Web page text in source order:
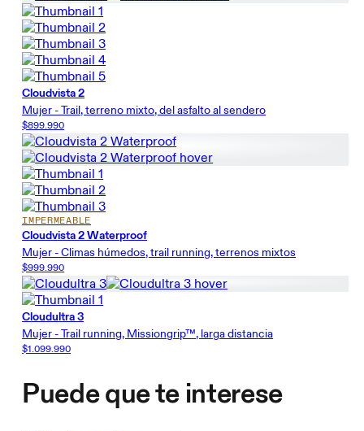
Cloudvista 2
Mujer - Trail, terreno mixto, del asfalto al sendero
$899.990
IMPERMEABLE
Cloudvista 2 Waterproof
Mujer - Climas húmedos, trail running, terrenos mixtos
$999.990
Cloudultra 3
Mujer - Trail running, Missiongrip™, larga distancia
$1.099.990
Puede que te interese